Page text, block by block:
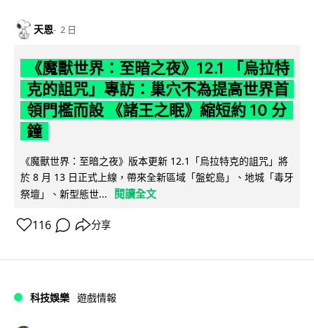
天恩 2 日
《魔獸世界：至暗之夜》12.1 「烏拉特
克的詛咒」專訪：巢穴不為提高世界首
領門檻而設 《諸王之眠》縮短約 10 分
鐘
《魔獸世界：至暗之夜》版本更新 12.1「烏拉特克的詛咒」將
於 8 月 13 日正式上線，帶來全新區域「盤蛇島」、地城「毒牙
祭壇」、新型態世...
閱讀全文
116 分享
科技娛樂 遊戲情報